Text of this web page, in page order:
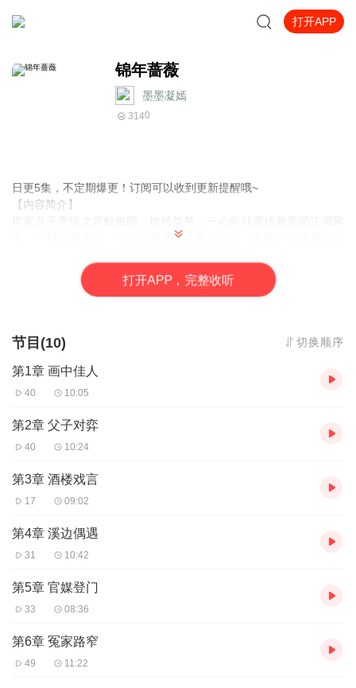
打开APP
锦年蔷薇
墨墨凝嫣
3140
日更5集，不定期爆更！订阅可以收到更新提醒哦~
【内容简介】
流。不料踏青遇险，深陷山贼重围，重伤垂危。医家少女沈蔷薇医
李锦之嫌她貌丑，出言刻薄，二人就此结怨，朝夕相伴间吵闹不
断。边关战事骤起，李锦之远赴沙场，五年磨砺，蜕变为沉稳威严
傲娇将军自此痴情追妻，双向拉扯，破冰和解，终以余生相守，成
就一段丑颜救英雄、将军恋医女的温柔佳话。
【作者介绍】
言
打开APP，完整收听
节目(10) 切换顺序
第1章 画中佳人
40 10:05
第2章 父子对弈
40 10:24
第3章 酒楼戏言
17 09:02
第4章 溪边偶遇
31 10:42
第5章 官媒登门
33 08:36
第6章 冤家路窄
49 11:22